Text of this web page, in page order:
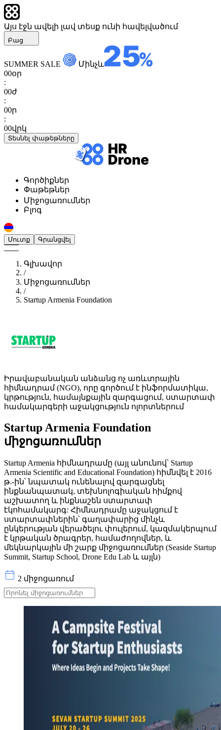
Այս էջն ավելի լավ տեսք ունի հավելվածում
Բաց
SUMMER SALE
Մինչև
00օր
:
00ժ
:
00ր
:
00վրկ
Տեսնել փաթեթները
Գործիքներ
Փաթեթներ
Միջոցառումներ
Բլոգ
Մուտք Գրանցվել
Գլխավոր
/
Միջոցառումներ
/
Startup Armenia Foundation
Իրավաբանական անձանց ոչ առևտրային
հիմնադրամ (NGO), որը գործում է ինֆորմատիկա,
կրթություն, համայնքային զարգացում, ստարտափ
համակարգերի աջակցություն ոլորտներում
Startup Armenia Foundation
միջոցառումներ
Startup Armenia հիմնադրամը (այլ անունով՝ Startup
Armenia Scientific and Educational Foundation) հիմնվել է 2016
թ.-ին՝ նպատակ ունենալով զարգացնել
ինքնանպատակ, տեխնոլոգիական հիմքով
աշխատող և ինքնաշեն ստարտափ
էկոհամակարգ: Հիմնադրամը աջակցում է
ստարտափներին՝ գաղափարից մինչև
ընկերության վերածելու փուլերում, կազմակերպում
է կրթական ծրագրեր, համաժողովներ, և
մեկնարկային մի շարք միջոցառումներ (Seaside Startup
Summit, Startup School, Drone Edu Lab և այլն)
2 միջոցառում